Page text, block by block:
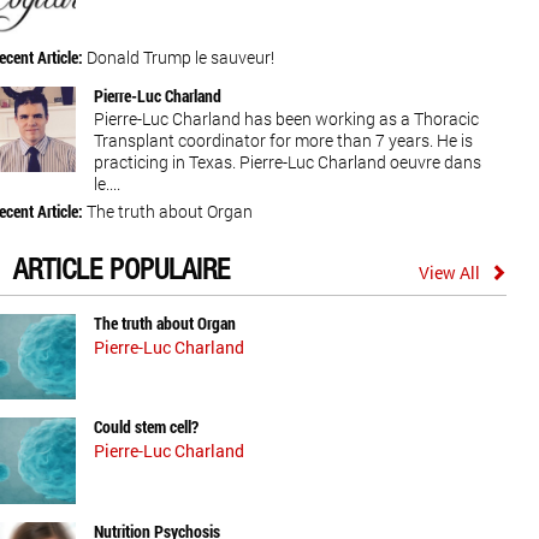
Article: Donald Trump le sauveur!
Pierre-Luc Charland
Pierre-Luc Charland has been working as a Thoracic
Transplant coordinator for more than 7 years. He is
practicing in Texas. Pierre-Luc Charland oeuvre dans
le....
Article: The truth about Organ
ARTICLE POPULAIRE View All
The truth about Organ
Pierre-Luc Charland
Could stem cell?
Pierre-Luc Charland
Nutrition Psychosis